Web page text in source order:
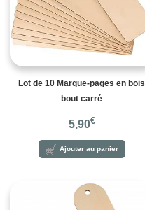
Lot de 10 Marque-pages en bois
bout carré
5,90€
Ajouter au panier